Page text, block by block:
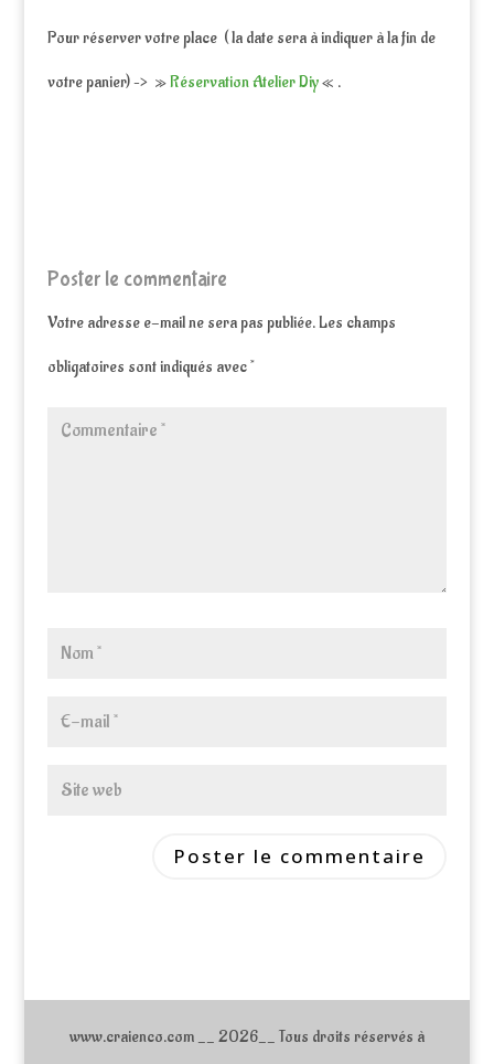
Pour réserver votre place ( la date sera à indiquer à la fin de
votre panier) –> »Réservation Atelier Diy« .
Poster le commentaire
Votre adresse e-mail ne sera pas publiée.Les champs
obligatoires sont indiqués avec*
www.craienco.com __ 2026__ Tous droits réservés à